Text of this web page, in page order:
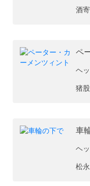
酒
ペ
ヘ
猪
車
ヘ
松